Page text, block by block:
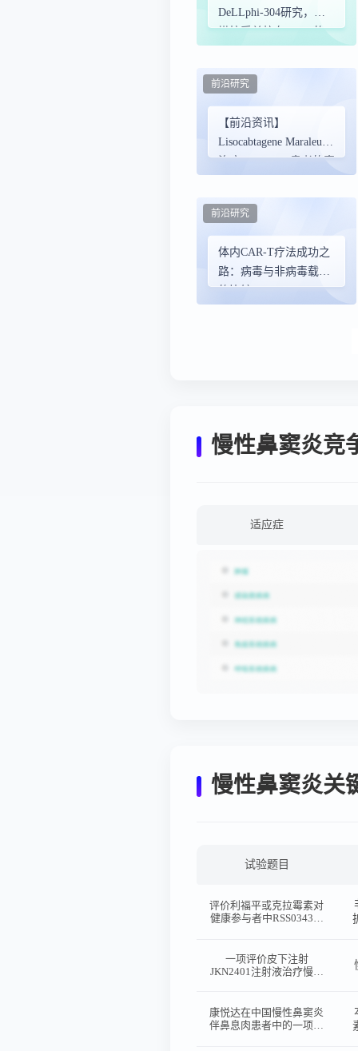
DeLLphi-304研究，谈
塔拉妥单抗在SCLC的
【前沿资讯】
Lisocabtagene Maraleucel
治疗R/R LBCL患者的真
前沿研究
体内CAR-T疗法成功之
路：病毒与非病毒载体
的比较
前沿研究
慢性鼻窦炎竞
适应症
慢性鼻窦炎关
试验题目
评价利福平或克拉霉素对
健康参与者中RSS0343药
一项评价皮下注射
JKN2401注射液治疗慢性
盲、安慰剂对照II期临床
研究
康悦达在中国慢性鼻窦炎
伴鼻息肉患者中的一项前